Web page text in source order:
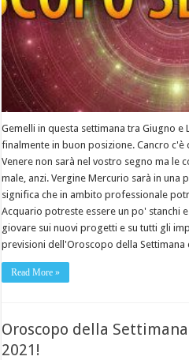
Gemelli in questa settimana tra Giugno
finalmente in buon posizione. Cancro c'è
Venere non sarà nel vostro segno ma le
male, anzi. Vergine Mercurio sarà in una
significa che in ambito professionale
Acquario potreste essere un po' stanchi
giovare sui nuovi progetti e su tutti gli
previsioni dell'Oroscopo della Settimana
Read More »
Oroscopo della
2021!